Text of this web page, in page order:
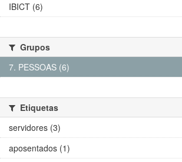
IBICT (6)
Grupos
7. PESSOAS (6)
Etiquetas
servidores (3)
aposentados (1)